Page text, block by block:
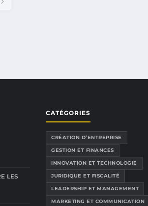
LES
CATÉGORIES
CRÉATION D’ENTREPRISE
GESTION ET FINANCES
INNOVATION ET TECHNOLOGIE
JURIDIQUE ET FISCALITÉ
LEADERSHIP ET MANAGEMENT
MARKETING ET COMMUNICATION